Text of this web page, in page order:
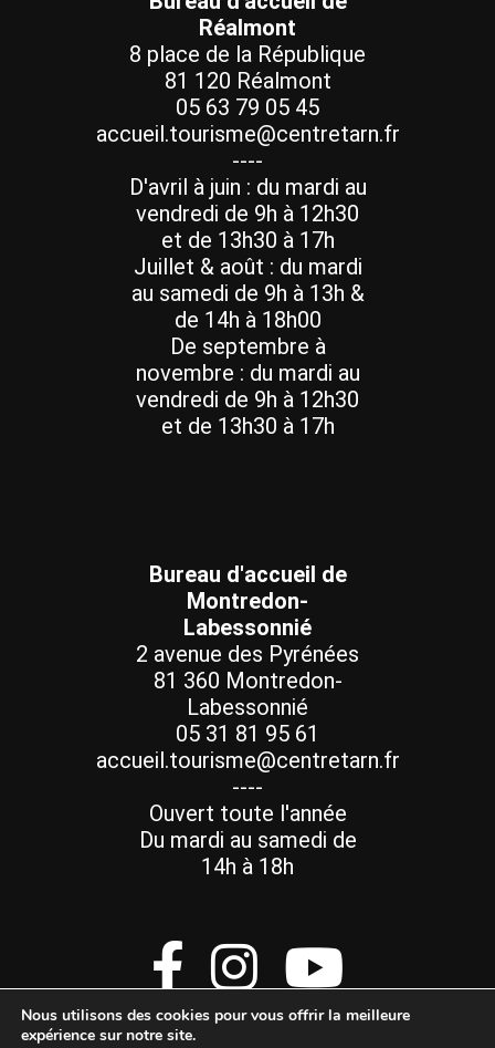
Réalmont
8 place de la République
81 120 Réalmont
05 63 79 05 45
accueil.tourisme@centretarn.fr
----
D'avril à juin : du mardi au
vendredi de 9h à 12h30
et de 13h30 à 17h
Juillet & août : du mardi
au samedi de 9h à 13h &
de 14h à 18h00
De septembre à
novembre : du mardi au
vendredi de 9h à 12h30
et de 13h30 à 17h
Bureau d'accueil de
Montredon-
Labessonnié
2 avenue des Pyrénées
81 360 Montredon-
Labessonnié
05 31 81 95 61
accueil.tourisme@centretarn.fr
----
Ouvert toute l'année
Du mardi au samedi de
14h à 18h
Nous utilisons des cookies pour vous offrir la meilleure
expérience sur notre site.